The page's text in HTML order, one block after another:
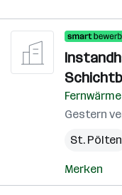
Gestern
St. Pölten
Merken